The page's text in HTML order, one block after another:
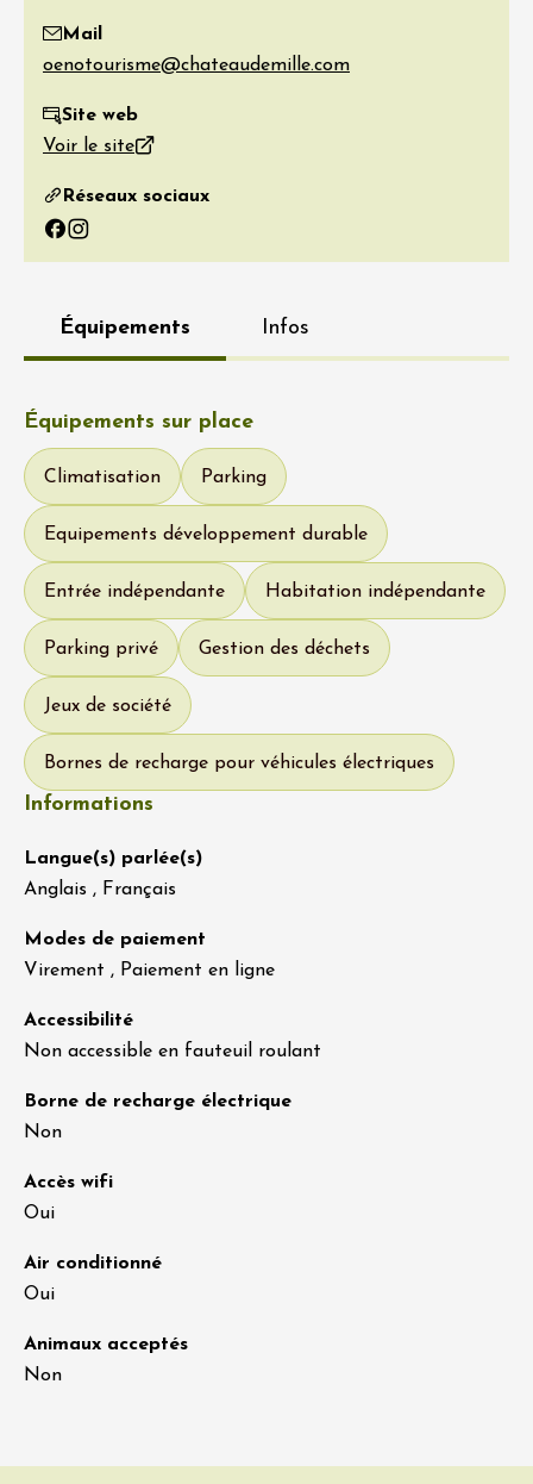
Mail
Site web
Voir le site
Réseaux sociaux
Facebook
Instagram
Équipements Infos
Équipements sur place
Climatisation Parking
Equipements développement durable
Entrée indépendante Habitation indépendante
Parking privé Gestion des déchets
Jeux de société
Bornes de recharge pour véhicules électriques
Informations
Langue(s) parlée(s)
Anglais , Français
Modes de paiement
Virement , Paiement en ligne
Accessibilité
Non accessible en fauteuil roulant
Borne de recharge électrique
Non
Accès wifi
Oui
Air conditionné
Oui
Animaux acceptés
Non